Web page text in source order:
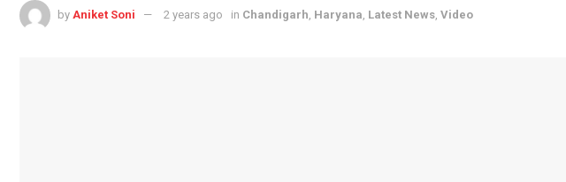
by Aniket Soni 2 years ago in Chandigarh, Haryana, Latest News, Video